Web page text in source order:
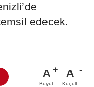
edecek.
A
Büyüt
A
Küçült